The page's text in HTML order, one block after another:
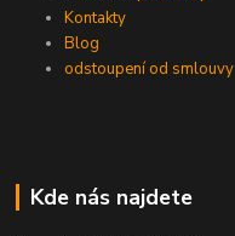
Kontakty
Blog
odstoupení od smlouvy
Kde nás najdete